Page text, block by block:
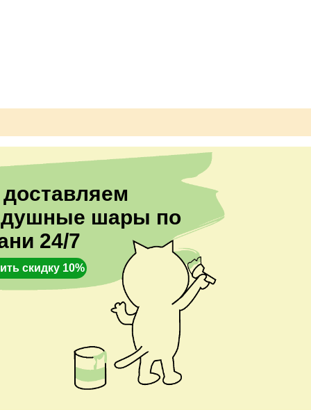
шары по
24/7
скидку 10%